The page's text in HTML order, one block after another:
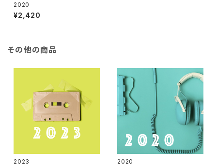
2020
¥2,420
その他の商品
2023 2020